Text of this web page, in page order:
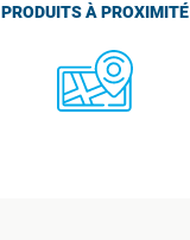
PRODUITS À PROXIMITÉ